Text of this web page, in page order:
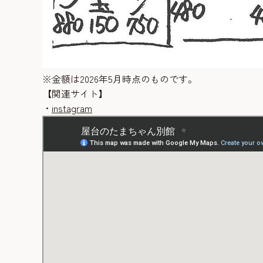
※金額は2026年5月時点のものです。
【関連サイト】
・ instagram